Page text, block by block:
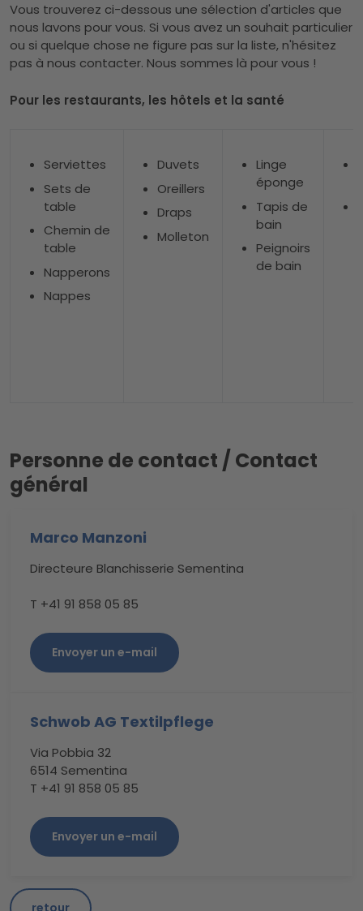
Vous trouverez ci-dessous une sélection d'articles que
nous lavons pour vous. Si vous avez un souhait particulier
ou si quelque chose ne figure pas sur la liste, n'hésitez
pas à nous contacter. Nous sommes là pour vous !
Pour les restaurants, les hôtels et la santé
Serviettes
Sets de
table
Chemin de
table
Napperons
Nappes
Duvets
Oreillers
Draps
Molleton
Linge
éponge
Tapis de
bain
Peignoirs
de bain
Personne de contact / Contact
général
Marco Manzoni
Directeure Blanchisserie Sementina
T +41 91 858 05 85
Envoyer un e-mail
Schwob AG Textilpflege
Via Pobbia 32
6514 Sementina
T +41 91 858 05 85
Envoyer un e-mail